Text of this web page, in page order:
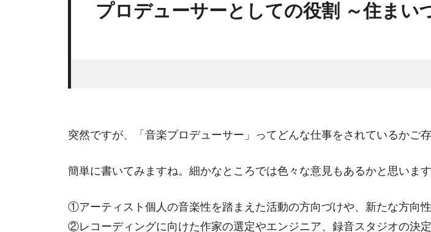
プロデューサーとしての役割 ～住まい
突然ですが、「音楽プロデューサー」ってどんな仕事をされているかご
簡単に書いてみますね。細かなところでは色々な意見もあるかと思いま
①アーティスト個人の音楽性を踏まえた活動の方向づけや、新たな方向
②レコーディングに向けた作家の選定やエンジニア、録音スタジオの決定